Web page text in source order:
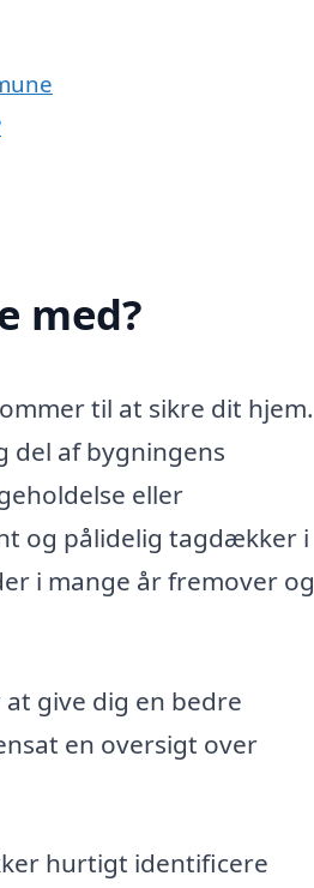
med?
til at sikre dit hjem.
del af bygningens
eller
og pålidelig tagdækker i
i mange år fremover og
give dig en bedre
en oversigt over
hurtigt identificere